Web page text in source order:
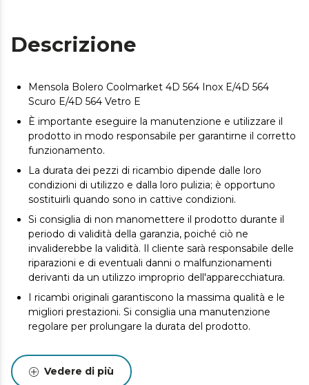
Descrizione
Mensola Bolero Coolmarket 4D 564 Inox E/4D 564
Scuro E/4D 564 Vetro E
È importante eseguire la manutenzione e utilizzare il
prodotto in modo responsabile per garantirne il corretto
funzionamento.
La durata dei pezzi di ricambio dipende dalle loro
condizioni di utilizzo e dalla loro pulizia; è opportuno
sostituirli quando sono in cattive condizioni.
Si consiglia di non manomettere il prodotto durante il
periodo di validità della garanzia, poiché ciò ne
invaliderebbe la validità. Il cliente sarà responsabile delle
riparazioni e di eventuali danni o malfunzionamenti
derivanti da un utilizzo improprio dell'apparecchiatura.
I ricambi originali garantiscono la massima qualità e le
migliori prestazioni. Si consiglia una manutenzione
regolare per prolungare la durata del prodotto.
Vedere di più